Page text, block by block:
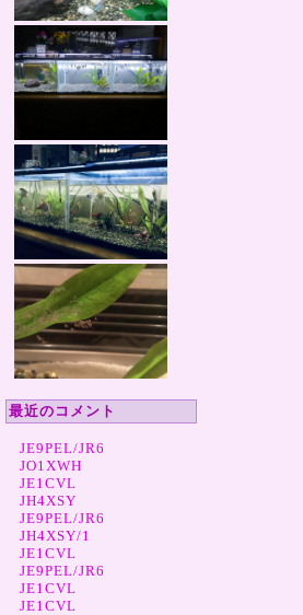
最近のコメント
JE9PEL/JR6
JO1XWH
JE1CVL
JH4XSY
JE9PEL/JR6
JH4XSY/1
JE1CVL
JE9PEL/JR6
JE1CVL
JE1CVL